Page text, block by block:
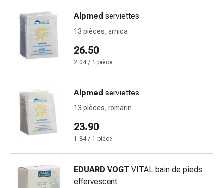
Sprays
pour
plaies
Bandes
de
fermeture
adhésifs
Pommade
Alpmed serviettes
13 pièces, arnica
26.50
2.04 / 1 pièce
Alpmed serviettes
13 pièces, romarin
23.90
1.84 / 1 pièce
EDUARD VOGT VITAL bain de pieds
effervescent